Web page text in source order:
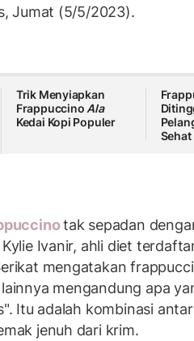
Jumat (5/5/2023).
Trik Menyiapkan
Frappuccino Ala
Kedai Kopi Populer
Sehat
tak sepadan
Ivanir, ahli diet
mengatakan
mengandung apa
Itu adalah kombinasi
jenuh dari krim.